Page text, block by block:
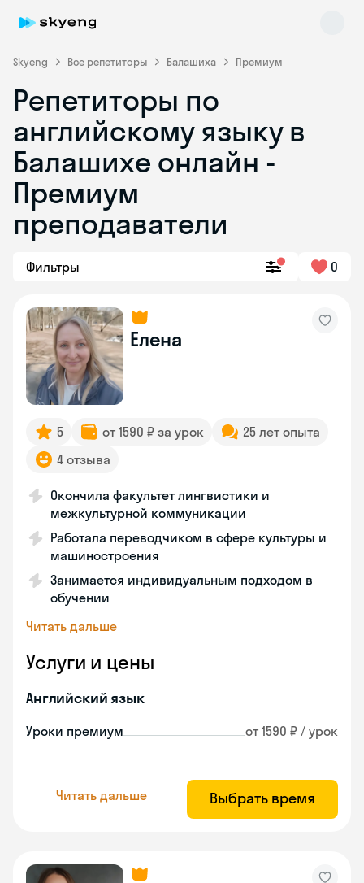
Skyeng Все репетиторы Балашиха Премиум
Репетиторы по
английскому языку в
Балашихе онлайн -
Премиум
преподаватели
Фильтры 0
Елена
5 от 1590 ₽ за урок
25 лет опыта
4 отзыва
Окончила факультет лингвистики и
межкультурной коммуникации
Работала переводчиком в сфере культуры и
машиностроения
Занимается индивидуальным подходом в
обучении
Читать дальше
Услуги и цены
Английский язык
Уроки премиум от 1590 ₽ / урок
Читать дальше Выбрать время
Skyeng Chat
online